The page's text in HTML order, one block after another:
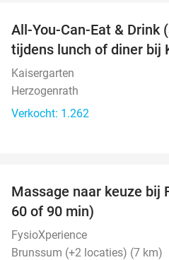
All-You-Can-Eat & Drink
tijdens lunch of diner bij
Kaisergarten
Herzogenrath
Verkocht: 1.262
Massage naar keuze bij
60 of 90 min)
FysioXperience
Brunssum (+2 locaties) (7 km)